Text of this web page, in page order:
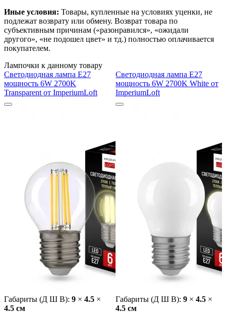
Иные условия: Товары, купленные на условиях уценки, не
подлежат возврату или обмену. Возврат товара по
субъективным причинам («разонравился», «ожидали
другого», «не подошел цвет» и тд.) полностью оплачивается
покупателем.
Лампочки к данному товару
Светодиодная лампа E27
мощность 6W 2700K
Transparent от ImperiumLoft
Габариты (Д Ш В): 9 × 4.5 ×
4.5 cм
Светодиодная лампа E27
мощность 6W 2700K White от
ImperiumLoft
Габариты (Д Ш В): 9 × 4.5 ×
4.5 cм